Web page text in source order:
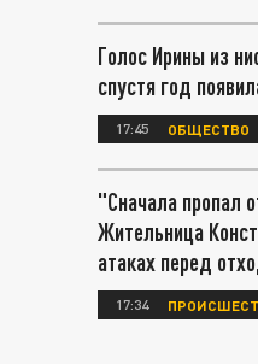
Голос Ирины из
спустя год
17:45 ОБЩЕСТВО
"Сначала пропал
Жительница
атаках перед
17:34